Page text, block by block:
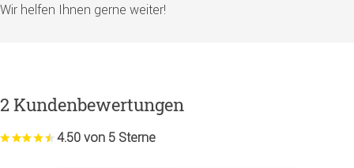
Wir helfen Ihnen gerne weiter!
2 Kundenbewertungen
4.50 von 5 Sterne